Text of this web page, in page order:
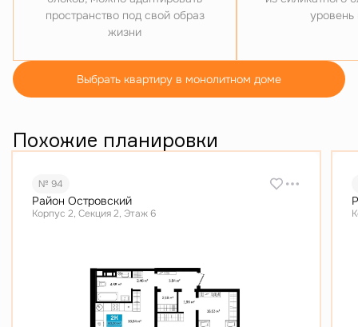
пространство под свой образ
жизни
Выбрать квартиру в монолитном доме
Похожие планировки
№ 94
Район Островский
Корпус 2, Секция 2, Этаж 6